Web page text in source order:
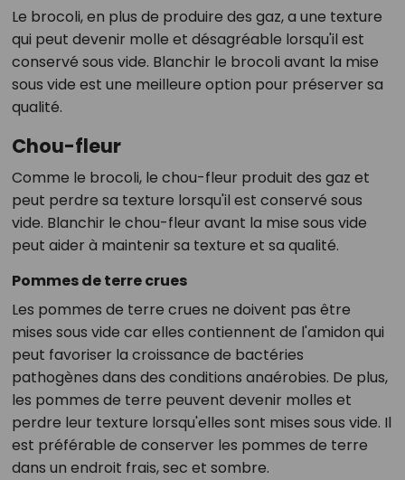
Le brocoli, en plus de produire des gaz, a une texture
qui peut devenir molle et désagréable lorsqu'il est
conservé sous vide. Blanchir le brocoli avant la mise
sous vide est une meilleure option pour préserver sa
qualité.
Chou-fleur
Comme le brocoli, le chou-fleur produit des gaz et
peut perdre sa texture lorsqu'il est conservé sous
vide. Blanchir le chou-fleur avant la mise sous vide
peut aider à maintenir sa texture et sa qualité.
Pommes de terre crues
Les pommes de terre crues ne doivent pas être
mises sous vide car elles contiennent de l'amidon qui
peut favoriser la croissance de bactéries
pathogènes dans des conditions anaérobies. De plus,
les pommes de terre peuvent devenir molles et
perdre leur texture lorsqu'elles sont mises sous vide. Il
est préférable de conserver les pommes de terre
dans un endroit frais, sec et sombre.